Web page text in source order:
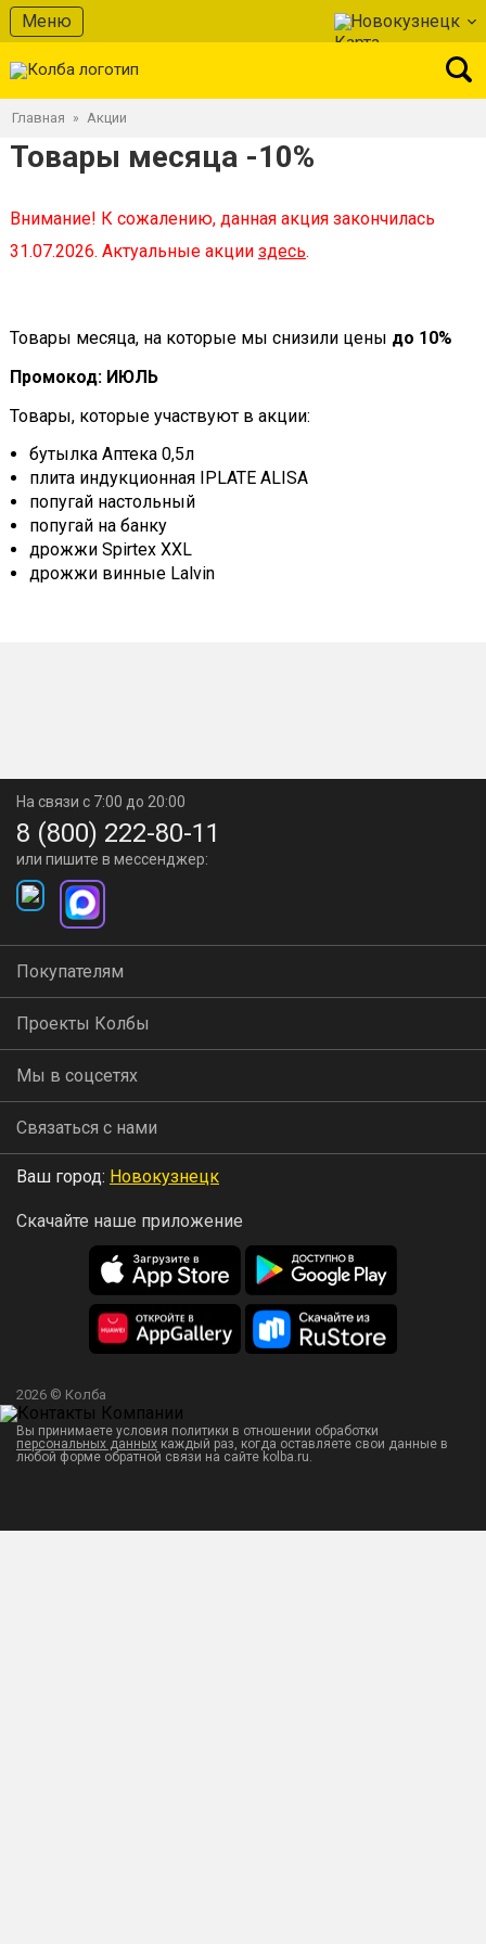
Меню Новокузнецк
Главная » Акции
Товары месяца -10%
Внимание! К сожалению, данная акция закончилась
31.07.2026. Актуальные акции здесь.
Товары месяца, на которые мы снизили цены до 10%
Промокод: ИЮЛЬ
Товары, которые участвуют в акции:
бутылка Аптека 0,5л
плита индукционная IPLATE ALISA
попугай настольный
попугай на банку
дрожжи Spirtex XXL
дрожжи винные Lalvin
На связи с 7:00 до 20:00
8 (800) 222-80-11
или пишите в мессенджер:
Покупателям
Проекты Колбы
Мы в соцсетях
Связаться с нами
Ваш город: Новокузнецк
Скачайте наше приложение
2026 © Колба
Вы принимаете условия политики в отношении обработки
персональных данных каждый раз, когда оставляете свои данные в
любой форме обратной связи на сайте kolba.ru.